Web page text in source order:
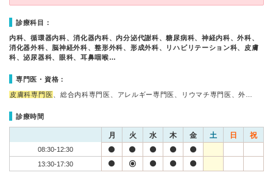
診療科目：
内科、循環器内科、消化器内科、内分泌代謝科、糖尿病科、神経内科、外科、
消化器外科、脳神経外科、整形外科、形成外科、リハビリテーション科、皮膚
科、泌尿器科、眼科、耳鼻咽喉…
専門医・資格：
皮膚科専門医 、総合内科専門医、アレルギー専門医、リウマチ専門医、外…
診療時間
月 火 水 木 金 土 日 祝
08:30-12:30
13:30-17:30